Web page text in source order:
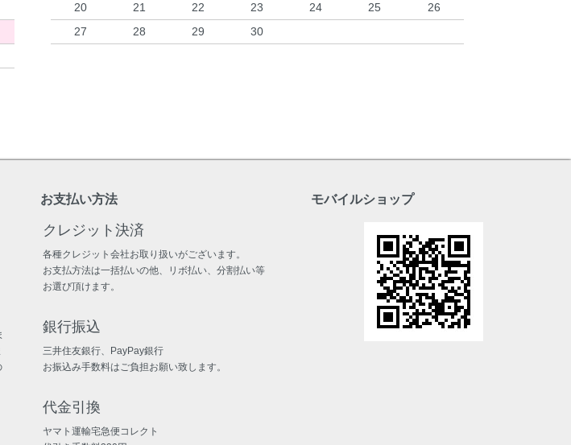
20
21 22 23 24 25
26
27
28 29 30
お支払い方法
クレジット決済
各種クレジット会社お取り扱いがございます。
お支払方法は一括払いの他、リボ払い、分割払い等
お選び頂けます。
銀行振込
三井住友銀行、PayPay銀行
お振込み手数料はご負担お願い致します。
代金引換
ヤマト運輸宅急便コレクト
モバイルショップ